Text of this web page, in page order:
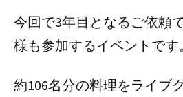
今回で3年目となるご依頼
様も参加するイベントです
約106名分の料理をライブ